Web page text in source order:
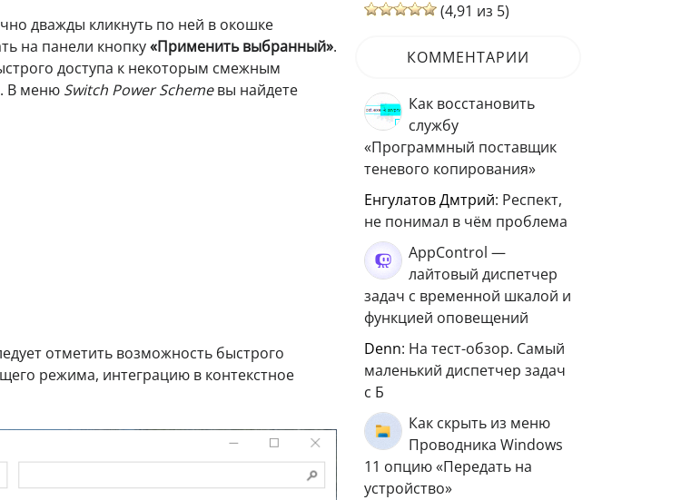
дважды кликнуть по ней в окошке
на панели кнопку«Применить выбранный».
доступа к некоторым смежным
В меню Switch Power Schemeвы найдете
отметить возможность быстрого
режима, интеграцию в контекстное
(4,91 из 5)
КОММЕНТАРИИ
Как восстановить
службу
«Программный поставщик
теневого копирования»
Енгулатов Дмтрий: Респект,
не понимал в чём проблема
AppControl —
лайтовый диспетчер
задач с временной шкалой и
функцией оповещений
Denn: На тест-обзор. Самый
маленький диспетчер задач
с Б
Как скрыть из меню
Проводника Windows
11 опцию «Передать на
устройство»